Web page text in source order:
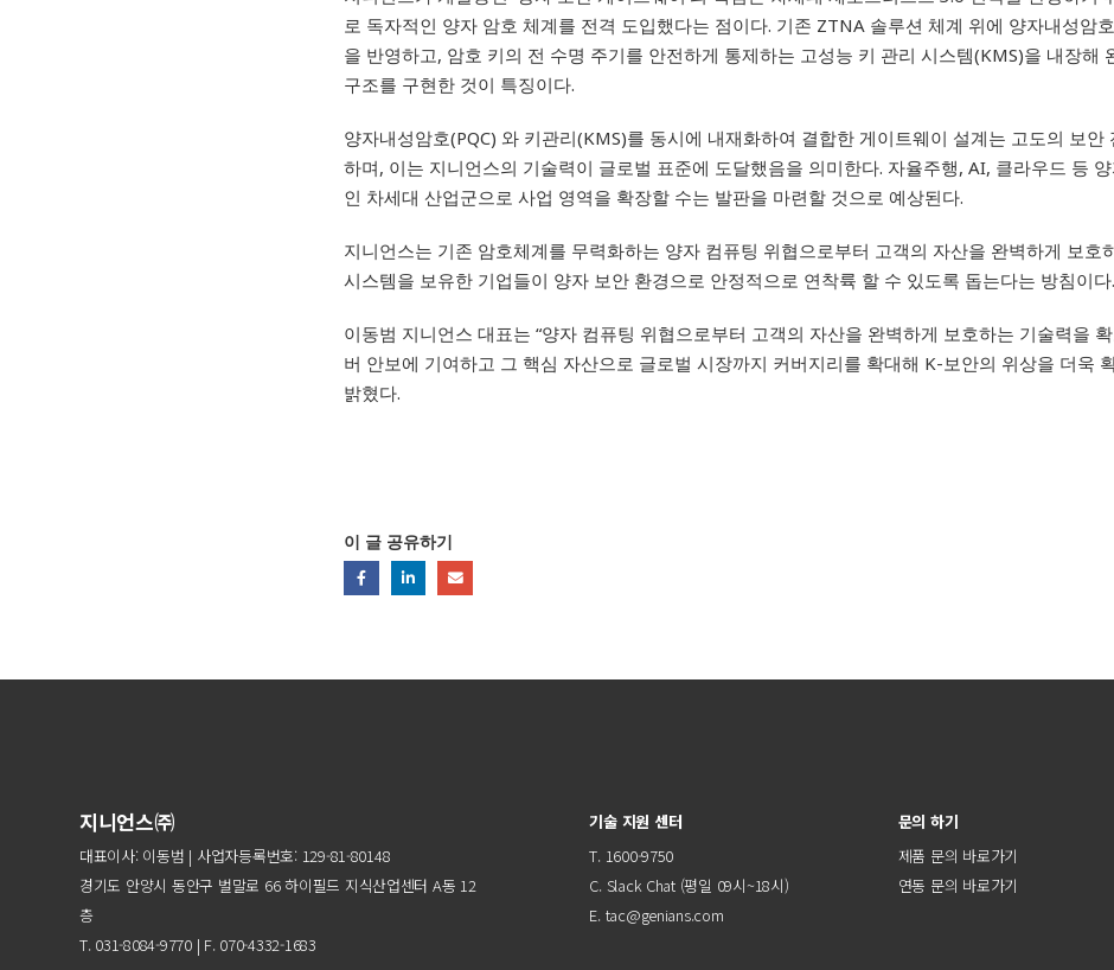
로 독자적인 양자 암호 체계를 전격 도입했다는 점이다. 기존 ZTNA 솔루션 체계 위에 양자내성암
을 반영하고, 암호 키의 전 수명 주기를 안전하게 통제하는 고성능 키 관리 시스템(KMS)을 내장해
구조를 구현한 것이 특징이다.
양자내성암호(PQC)와 키관리(KMS)를 동시에 내재화하여 결합한 게이트웨이 설계는 고도의 보안
하며, 이는 지니언스의 기술력이 글로벌 표준에 도달했음을 의미한다. 자율주행, AI, 클라우드 등
인 차세대 산업군으로 사업 영역을 확장할 수는 발판을 마련할 것으로 예상된다.
지니언스는 기존 암호체계를 무력화하는 양자 컴퓨팅 위협으로부터 고객의 자산을 완벽하게 보호
시스템을 보유한 기업들이 양자 보안 환경으로 안정적으로 연착륙 할 수 있도록 돕는다는 방침이다.
이동범 지니언스 대표는 “양자 컴퓨팅 위협으로부터 고객의 자산을 완벽하게 보호하는 기술력을
버 안보에 기여하고 그 핵심 자산으로 글로벌 시장까지 커버지리를 확대해 K-보안의 위상을 더욱
밝혔다.
이 글 공유하기
지니언스㈜
대표이사: 이동범 | 사업자등록번호: 129-81-80148
경기도 안양시 동안구 벌말로 66 하이필드 지식산업센터 A동 12
층
T. 031-8084-9770 | F. 070-4332-1683
기술 지원 센터
T. 1600-9750
C. Slack Chat(평일 09시~18시)
E. tac@genians.com
문의 하기
제품 문의 바로가기
연동 문의 바로가기